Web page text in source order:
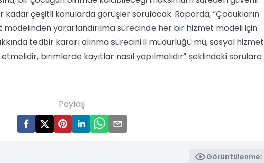
kadar çeşitli konularda görüşler sorulacak. Raporda, “Çocukların
modelinden yararlandırılma sürecinde her bir hizmet modeli için
tedbir kararı alınma sürecini il müdürlüğü mü, sosyal hizmet
birimlerde kayıtlar nasıl yapılmalıdır” şeklindeki sorulara
Paylaş
Görüntülenme: